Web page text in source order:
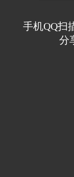
手机QQ扫
分